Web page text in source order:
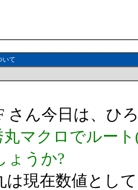
いて
さん今日は、ひ
マクロでルート
ょうか?
現在数値とし